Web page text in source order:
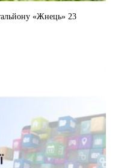
«Жнець» 23